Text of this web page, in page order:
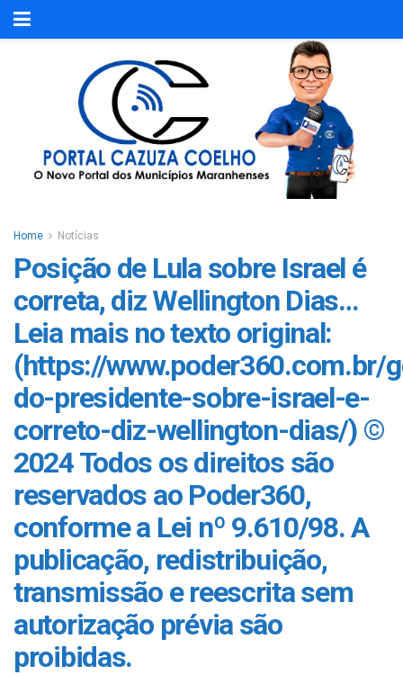
Home Notícias
Posição de Lula sobre Israel é
correta, diz Wellington Dias…
Leia mais no texto original:
(https://www.poder360.com.br/
do-presidente-sobre-israel-e-
correto-diz-wellington-dias/) ©
2024 Todos os direitos são
reservados ao Poder360,
conforme a Lei nº 9.610/98. A
publicação, redistribuição,
transmissão e reescrita sem
autorização prévia são
proibidas.